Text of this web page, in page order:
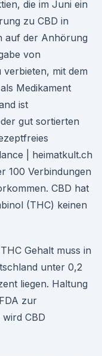
die im Juni ein
zu CBD in
auf der Anhörung
von
verbieten, mit dem
Medikament
ist
gut sortierten
| heimatkult.ch
100 Verbindungen
CBD hat
(THC) keinen
Gehalt muss in
unter 0,2
liegen. Haltung
zur
CBD